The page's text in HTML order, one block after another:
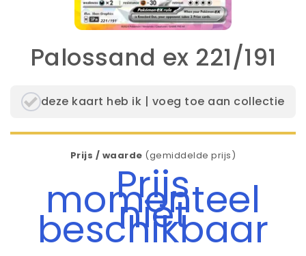
Palossand ex 221/191
deze kaart heb ik | voeg toe aan collectie
Prijs / waarde (gemiddelde prijs)
Prijs
momenteel
niet
beschikbaar